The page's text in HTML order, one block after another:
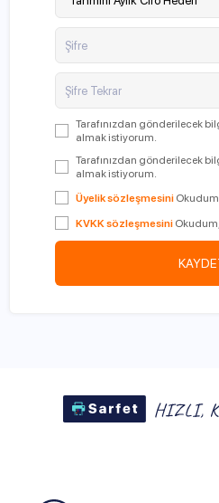
Şifre
Şifre Tekrar
Tarafınızdan gönderilecek
almak istiyorum.
Tarafınızdan gönderilecek
almak istiyorum.
Üyelik sözleşmesini
KVKK sözleşmesini